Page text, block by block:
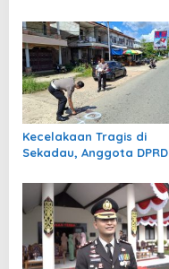
Kecelakaan Tragis di
Sekadau, Anggota DPRD
TKP